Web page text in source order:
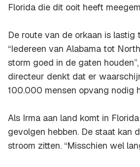
Florida die dit ooit heeft
De route van de orkaan is lastig
“Iedereen van Alabama tot
storm goed in de gaten
directeur denkt dat er
100.000 mensen opvang nodig
Als Irma aan land komt in
gevolgen hebben. De staat kan
stroom zitten. “Misschien wel